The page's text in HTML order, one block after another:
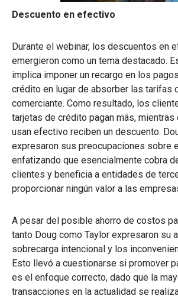
Descuento en efectivo
Durante el webinar, los descuentos en
emergieron como un tema destacado.
implica imponer un recargo en los
crédito en lugar de absorber las tarifas
comerciante. Como resultado, los
tarjetas de crédito pagan más,
usan efectivo reciben un descuento.
expresaron sus preocupaciones sobre
enfatizando que esencialmente cobra
clientes y beneficia a entidades de
proporcionar ningún valor a las
A pesar del posible ahorro de costos
tanto Doug como Taylor expresaron su
sobrecarga intencional y los
Esto llevó a cuestionarse si promover
es el enfoque correcto, dado que la
transacciones en la actualidad se